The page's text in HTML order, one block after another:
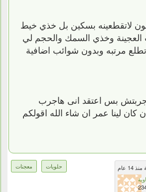
لاتقطعينه بسكين بل خذي خيط
وخذي السمك والحجم لي
مرتبه وبدون شوائب اضافية
بس اعتقد انى هاجرب
كان لينا عمر ان شاء الله اقولكم
حلويات معجنات
14 عام